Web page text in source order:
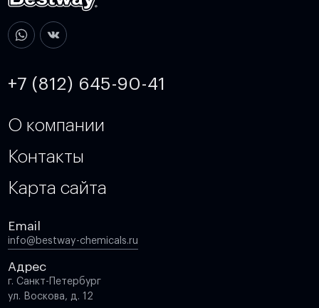
+7 (812) 645-90-41
О компании
Контакты
Карта сайта
Email
info@bestway-chemicals.ru
Адрес
г. Санкт-Петербург
ул. Воскова, д. 12